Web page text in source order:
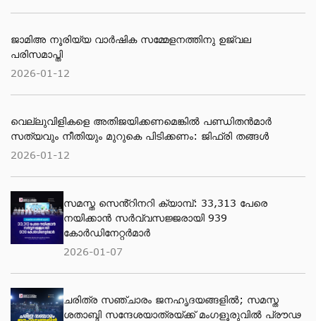
ജാമിഅ നൂരിയ്യ വാര്‍ഷിക സമ്മേളനത്തിനു ഉജ്വല
പരിസമാപ്തി
2026-01-12
വെല്ലുവിളികളെ അതിജയിക്കണമെങ്കിൽ പണ്ഡിതൻമാർ
സത്യവും നീതിയും മുറുകെ പിടിക്കണം: ജിഫ്‌രി തങ്ങൾ
2026-01-12
സമസ്ത സെൻ്റിനറി ക്യാമ്പ്: 33,313 പേരെ
നയിക്കാൻ സർവ്വസജ്ജരായി 939
കോർഡിനേറ്റർമാർ
2026-01-07
ചരിത്ര സഞ്ചാരം ജനഹൃദയങ്ങളിൽ; സമസ്ത
ശതാബ്ദി സന്ദേശയാത്രയ്ക്ക് മംഗളൂരുവിൽ പ്രൗഢ